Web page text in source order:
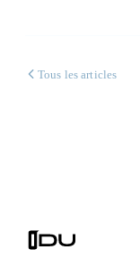
Tous les articles